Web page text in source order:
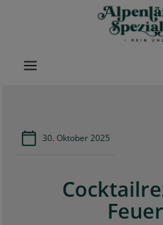
30. Oktober 2025